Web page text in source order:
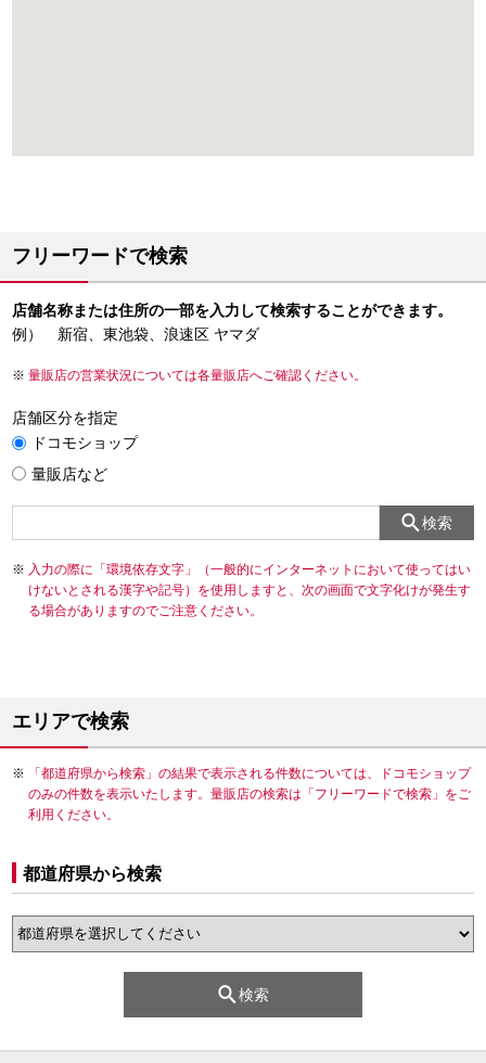
フリーワードで検索
店舗名称または住所の一部を入力して検索することができます。
例） 新宿、東池袋、浪速区 ヤマダ
量販店の営業状況については各量販店へご確認ください。
店舗区分を指定
ドコモショップ
量販店など
検索
入力の際に「環境依存文字」（一般的にインターネットにおいて使ってはい
けないとされる漢字や記号）を使用しますと、次の画面で文字化けが発生す
る場合がありますのでご注意ください。
エリアで検索
「都道府県から検索」の結果で表示される件数については、ドコモショップ
のみの件数を表示いたします。量販店の検索は「フリーワードで検索」をご
利用ください。
都道府県から検索
検索